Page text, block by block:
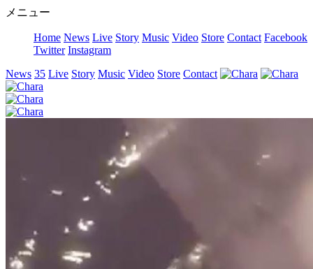
メニュー
Home News Live Story Music Video Store Contact Facebook
Twitter Instagram
News 35 Live Story Music Video Store Contact